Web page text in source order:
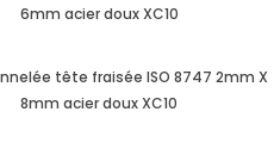
6mm acier doux XC10
tête fraisée ISO 8747 2mm X
8mm acier doux XC10